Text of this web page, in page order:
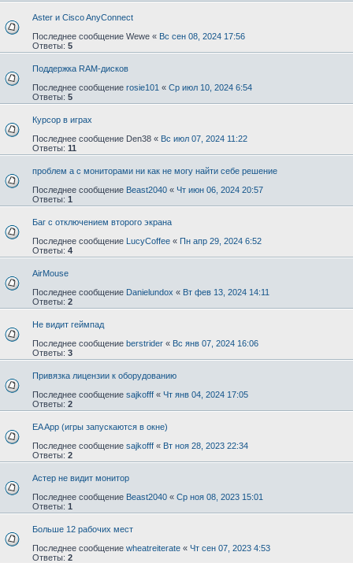
Aster и Cisco AnyConnect
Последнее сообщение Wewe « Вс сен 08, 2024 17:56
Ответы: 5
Поддержка RAM-дисков
Последнее сообщение rosie101 « Ср июл 10, 2024 6:54
Ответы: 5
Курсор в играх
Последнее сообщение Den38 « Вс июл 07, 2024 11:22
Ответы: 11
проблем а с мониторами ни как не могу найти себе решение
Последнее сообщение Beast2040 « Чт июн 06, 2024 20:57
Ответы: 1
Баг с отключением второго экрана
Последнее сообщение LucyCoffee « Пн апр 29, 2024 6:52
Ответы: 4
AirMouse
Последнее сообщение Danielundox « Вт фев 13, 2024 14:11
Ответы: 2
Не видит геймпад
Последнее сообщение berstrider « Вс янв 07, 2024 16:06
Ответы: 3
Привязка лицензии к оборудованию
Последнее сообщение sajkofff « Чт янв 04, 2024 17:05
Ответы: 2
EA App (игры запускаются в окне)
Последнее сообщение sajkofff « Вт ноя 28, 2023 22:34
Ответы: 2
Астер не видит монитор
Последнее сообщение Beast2040 « Ср ноя 08, 2023 15:01
Ответы: 1
Больше 12 рабочих мест
Последнее сообщение wheatreiterate « Чт сен 07, 2023 4:53
Ответы: 2